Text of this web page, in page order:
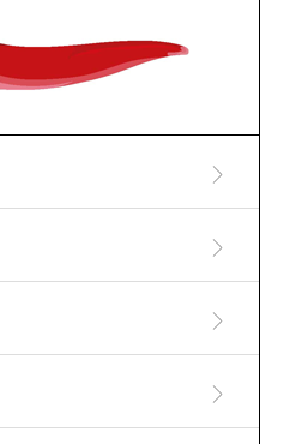
формулы вызывают
эмоции, вдыхая
бодрости и обаяния в образ
ценителей прекрасного.
Джанфранко Ферреи